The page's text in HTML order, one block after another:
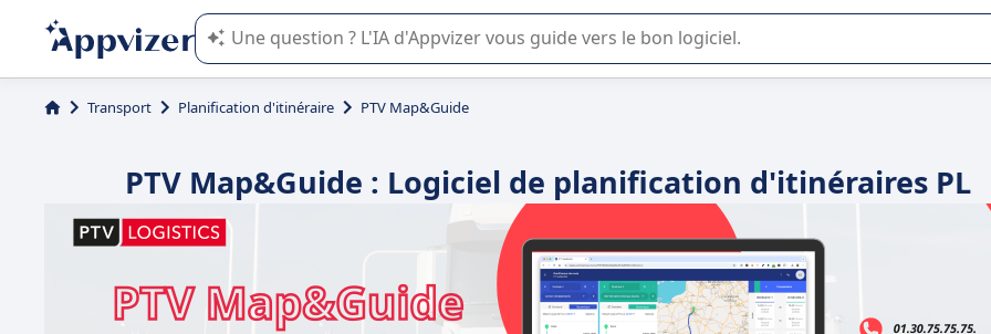
L'IA de Appvizer vous guide dans l'utilisation ou la sélection de logiciel SaaS en entreprise.
Transport Planification d'itinéraire PTV Map&Guide
PTV Map&Guide : Logiciel de planification d'itinéraires PL